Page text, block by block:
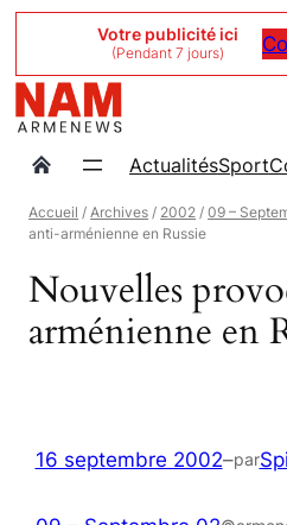
contenu
Votre publicité ici
(Pendant 7 jours)
ActualitésSport
Accueil /Archives / 2002 /09 –
anti-arménienne en Russie
Nouvelles
arménienne en
16 septembre 2002–par